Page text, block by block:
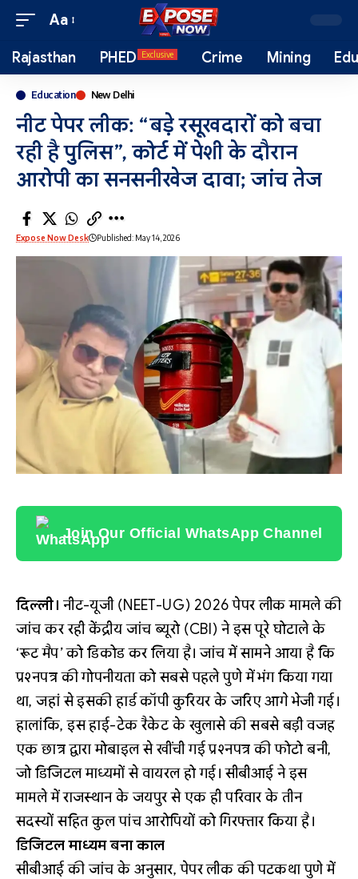
Aa
Rajasthan PHED Exclusive Crime Mining
Education New Delhi
नीट पेपर लीक: “बड़े रसूखदारों को बचा
रही है पुलिस”, कोर्ट में पेशी के दौरान
आरोपी का सनसनीखेज दावा; जांच तेज
Expose Now Desk Published: May 14, 2026
Join Our Official WhatsApp Channel
दिल्ली। नीट-यूजी (NEET-UG) 2026 पेपर लीक मामले की
जांच कर रही केंद्रीय जांच ब्यूरो (CBI) ने इस पूरे घोटाले के
‘रूट मैप’ को डिकोड कर लिया है। जांच में सामने आया है कि
प्रश्नपत्र की गोपनीयता को सबसे पहले पुणे में भंग किया गया
था, जहां से इसकी हार्ड कॉपी कुरियर के जरिए आगे भेजी गई।
हालांकि, इस हाई-टेक रैकेट के खुलासे की सबसे बड़ी वजह
एक छात्र द्वारा मोबाइल से खींची गई प्रश्नपत्र की फोटो बनी,
जो डिजिटल माध्यमों से वायरल हो गई। सीबीआई ने इस
मामले में राजस्थान के जयपुर से एक ही परिवार के तीन
सदस्यों सहित कुल पांच आरोपियों को गिरफ्तार किया है।
डिजिटल माध्यम बना काल
सीबीआई की जांच के अनुसार, पेपर लीक की पटकथा पुणे में